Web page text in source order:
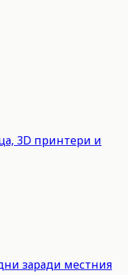
3D принтери и
заради местния